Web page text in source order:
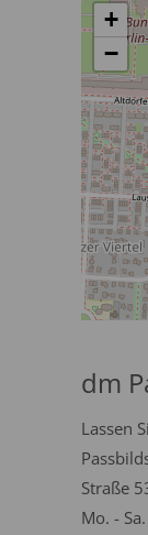
+
−
dm
Lassen
Straße
Mo. -